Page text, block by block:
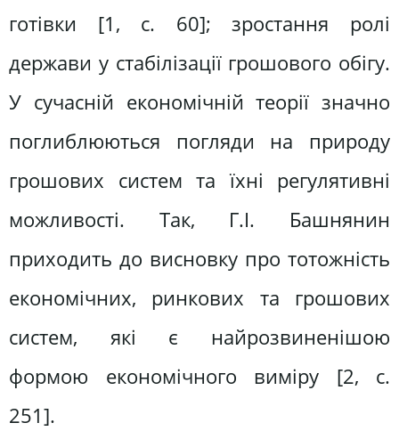
готівки [1, c. 60]; зростання ролі
держави у стабілізації грошового обігу.
У сучасній економічній теорії значно
поглиблюються погляди на природу
грошових систем та їхні регулятивні
можливості. Так, Г.І. Башнянин
приходить до висновку про тотожність
економічних, ринкових та грошових
систем, які є найрозвиненішою
формою економічного виміру [2, c.
251].